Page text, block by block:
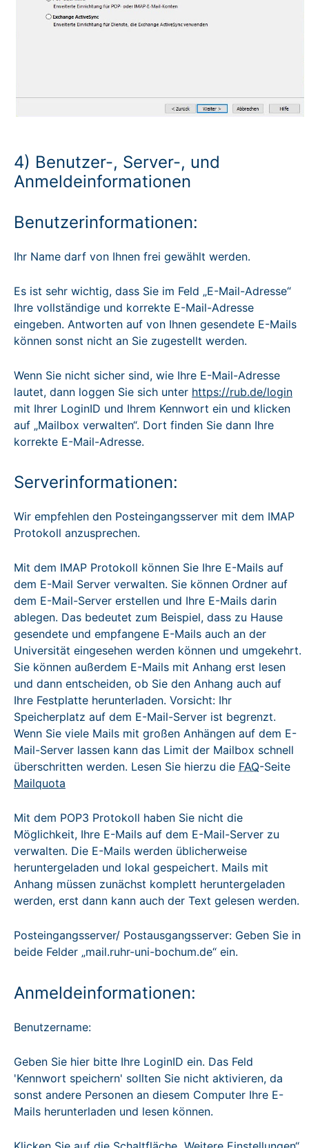
4) Benutzer-, Server-, und
Anmeldeinformationen
Benutzerinformationen:
Ihr Name darf von Ihnen frei gewählt werden.
Es ist sehr wichtig, dass Sie im Feld „E-Mail-Adresse“
Ihre vollständige und korrekte E-Mail-Adresse
eingeben. Antworten auf von Ihnen gesendete E-Mails
können sonst nicht an Sie zugestellt werden.
Wenn Sie nicht sicher sind, wie Ihre E-Mail-Adresse
lautet, dann loggen Sie sich unter https://rub.de/login
mit Ihrer LoginID und Ihrem Kennwort ein und klicken
auf „Mailbox verwalten“. Dort finden Sie dann Ihre
korrekte E-Mail-Adresse.
Serverinformationen:
Wir empfehlen den Posteingangsserver mit dem IMAP
Protokoll anzusprechen.
Mit dem IMAP Protokoll können Sie Ihre E-Mails auf
dem E-Mail Server verwalten. Sie können Ordner auf
dem E-Mail-Server erstellen und Ihre E-Mails darin
ablegen. Das bedeutet zum Beispiel, dass zu Hause
gesendete und empfangene E-Mails auch an der
Universität eingesehen werden können und umgekehrt.
Sie können außerdem E-Mails mit Anhang erst lesen
und dann entscheiden, ob Sie den Anhang auch auf
Ihre Festplatte herunterladen. Vorsicht: Ihr
Speicherplatz auf dem E-Mail-Server ist begrenzt.
Wenn Sie viele Mails mit großen Anhängen auf dem E-
Mail-Server lassen kann das Limit der Mailbox schnell
überschritten werden. Lesen Sie hierzu die FAQ-Seite
Mailquota
Mit dem POP3 Protokoll haben Sie nicht die
Möglichkeit, Ihre E-Mails auf dem E-Mail-Server zu
verwalten. Die E-Mails werden üblicherweise
heruntergeladen und lokal gespeichert. Mails mit
Anhang müssen zunächst komplett heruntergeladen
werden, erst dann kann auch der Text gelesen werden.
Posteingangsserver/ Postausgangsserver: Geben Sie in
beide Felder „mail.ruhr-uni-bochum.de“ ein.
Anmeldeinformationen:
Benutzername:
Geben Sie hier bitte Ihre LoginID ein. Das Feld
'Kennwort speichern' sollten Sie nicht aktivieren, da
sonst andere Personen an diesem Computer Ihre E-
Mails herunterladen und lesen können.